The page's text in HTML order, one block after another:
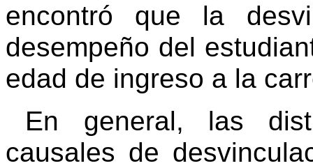
encontró que la
desempeño del
edad de ingreso a la
En general, las
causales de